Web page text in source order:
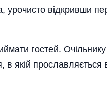
урочисто від­кривши
гостей.
в якій прославляється